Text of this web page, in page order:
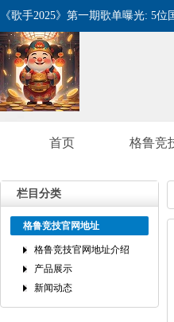
《歌手2025》第一期歌单曝光:5
首页 格鲁竞
栏目分类
格鲁竞技官网地址
格鲁竞技官网地址介绍
产品展示
新闻动态